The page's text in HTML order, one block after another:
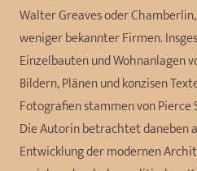
Walter Greaves oder
weniger bekannter Firmen.
Einzelbauten und Wohnanlagen
Bildern, Plänen und konzisen
Fotografien stammen von Pierce
Die Autorin betrachtet daneben
Entwicklung der modernen